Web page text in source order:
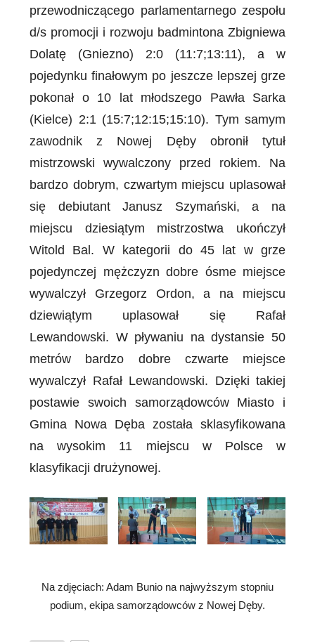
przewodniczącego parlamentarnego zespołu
d/s promocji i rozwoju badmintona Zbigniewa
Dolatę (Gniezno) 2:0 (11:7;13:11), a w
pojedynku finałowym po jeszcze lepszej grze
pokonał o 10 lat młodszego Pawła Sarka
(Kielce) 2:1 (15:7;12:15;15:10). Tym samym
zawodnik z Nowej Dęby obronił tytuł
mistrzowski wywalczony przed rokiem. Na
bardzo dobrym, czwartym miejscu uplasował
się debiutant Janusz Szymański, a na
miejscu dziesiątym mistrzostwa ukończył
Witold Bal. W kategorii do 45 lat w grze
pojedynczej mężczyzn dobre ósme miejsce
wywalczył Grzegorz Ordon, a na miejscu
dziewiątym uplasował się Rafał
Lewandowski. W pływaniu na dystansie 50
metrów bardzo dobre czwarte miejsce
wywalczył Rafał Lewandowski. Dzięki takiej
postawie swoich samorządowców Miasto i
Gmina Nowa Dęba została sklasyfikowana
na wysokim 11 miejscu w Polsce w
klasyfikacji drużynowej.
Na zdjęciach: Adam Bunio na najwyższym stopniu
podium, ekipa samorządowców z Nowej Dęby.